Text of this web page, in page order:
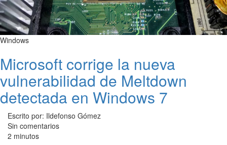
Windows
Microsoft corrige la nueva
vulnerabilidad de Meltdown
detectada en Windows 7
Escrito por: Ildefonso Gómez
Sin comentarios
2 minutos